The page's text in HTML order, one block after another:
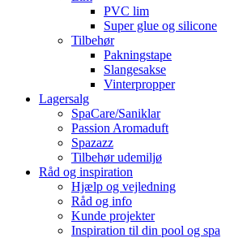
PVC lim
Super glue og silicone
Tilbehør
Pakningstape
Slangesakse
Vinterpropper
Lagersalg
SpaCare/Saniklar
Passion Aromaduft
Spazazz
Tilbehør udemiljø
Råd og inspiration
Hjælp og vejledning
Råd og info
Kunde projekter
Inspiration til din pool og spa